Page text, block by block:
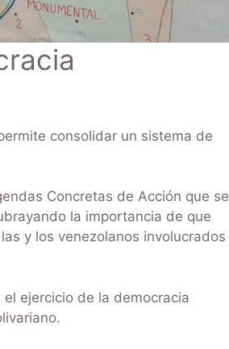
consolidar un sistema de
Concretas de Acción que se
la importancia de que
y los venezolanos involucrados
ejercicio de la democracia